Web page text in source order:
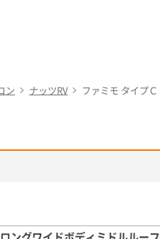
ン ナッツRV ファミモ タイプＣ